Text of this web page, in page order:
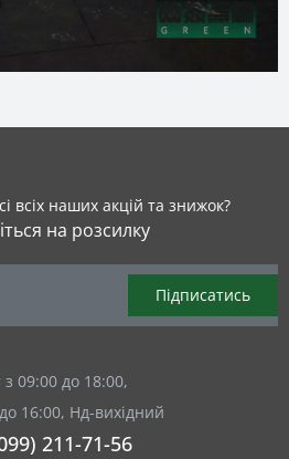
всіх наших акцій та знижок?
на розсилку
Підписатись
09:00 до 18:00,
16:00, Нд-вихідний
211-71-56